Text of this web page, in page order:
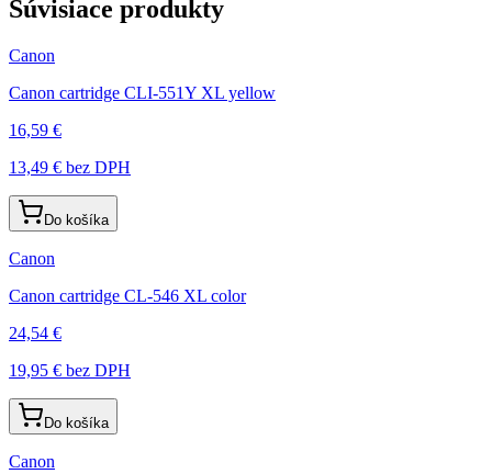
Súvisiace produkty
Canon
Canon cartridge CLI-551Y XL yellow
16,59 €
13,49 € bez DPH
Do košíka
Canon
Canon cartridge CL-546 XL color
24,54 €
19,95 € bez DPH
Do košíka
Canon